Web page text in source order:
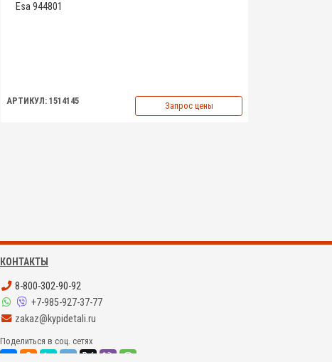
Esa 944801
АРТИКУЛ: 1514145 Запрос цены
КОНТАКТЫ
8-800-302-90-92
+7-985-927-37-77
zakaz@kypidetali.ru
Поделиться в соц. сетях